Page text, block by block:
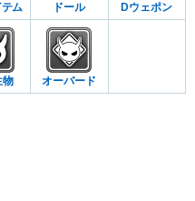
ム ドール Dウェポン
物 オーバード